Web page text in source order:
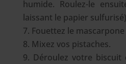
humide. Roulez-le
laissant le papier
Fouettez le
Mixez vos pistaches.
Déroulez votre biscuit